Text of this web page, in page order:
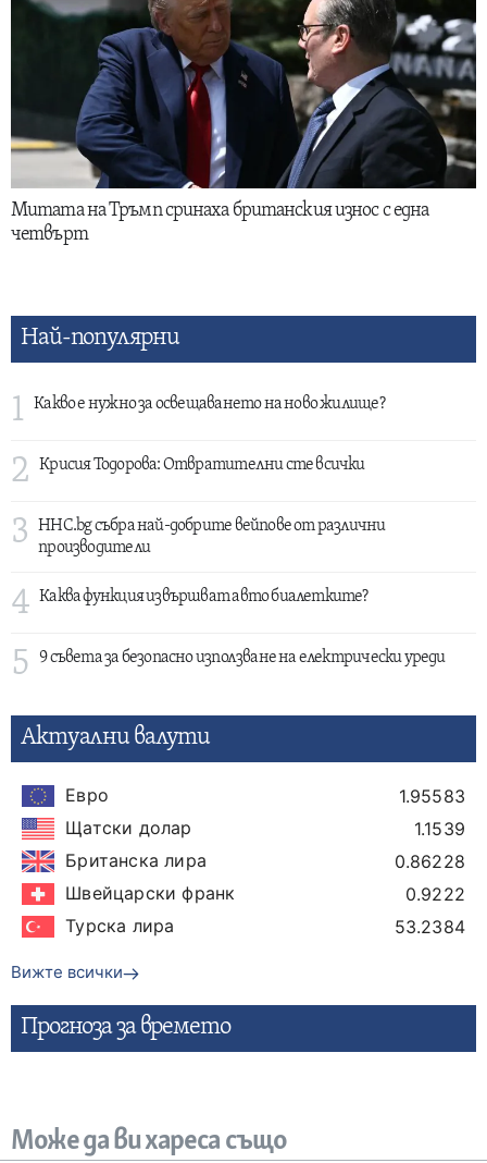
Митата на Тръмп сринаха британския износ с една
четвърт
Най-популярни
1 Какво е нужно за освещаването на ново жилище?
2 Крисия Тодорова: Отвратителни сте всички
3
HHC.bg събра най-добрите вейпове от различни
производители
4 Каква функция извършват авто биалетките?
5 9 съвета за безопасно използване на електрически уреди
Актуални валути
Евро
1.95583
Щатски долар
1.1539
Британска лира
0.86228
Швейцарски франк
0.9222
Турска лира
53.2384
Вижте всички
Прогнозa за времето
Може да ви хареса също